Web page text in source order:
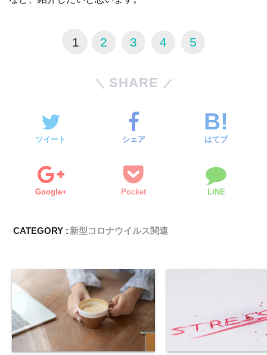
1 2 3 4 5
SHARE
ツイート シェア はてブ
Google+ Pocket LINE
CATEGORY : 新型コロナウイルス関連